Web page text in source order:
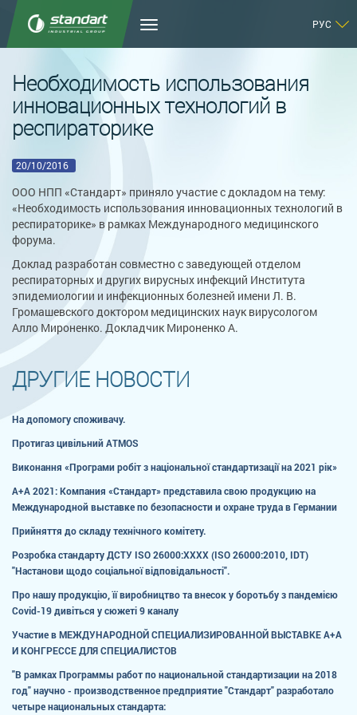
РУС
Необходимость использования
инновационных технологий в
респираторике
20/10/2016
ООО НПП «Стандарт» приняло участие с докладом на тему:
«Необходимость использования инновационных технологий в
респираторике» в рамках Международного медицинского
форума.
Доклад разработан совместно с заведующей отделом
респираторных и других вирусных инфекций Института
эпидемиологии и инфекционных болезней имени Л. В.
Громашевского доктором медицинских наук вирусологом
Алло Мироненко. Докладчик Мироненко А.
ДРУГИЕ НОВОСТИ
На допомогу споживачу.
Протигаз цивільний ATMOS
Виконання «Програми робіт з національної стандартизації на 2021 рік»
А+А 2021: Компания «Стандарт» представила свою продукцию на
Международной выставке по безопасности и охране труда в Германии
Прийняття до складу технічного комітету.
Розробка стандарту ДСТУ ISO 26000:ХХХХ (ISO 26000:2010, IDT)
"Настанови щодо соціальної відповідальності".
Про нашу продукцію, її виробництво та внесок у боротьбу з пандемією
Сovid-19 дивіться у сюжеті 9 каналу
Участие в МЕЖДУНАРОДНОЙ СПЕЦИАЛИЗИРОВАННОЙ ВЫСТАВКЕ А+А
И КОНГРЕССЕ ДЛЯ СПЕЦИАЛИСТОВ
"В рамках Программы работ по национальной стандартизации на 2018
год" научно - производственное предприятие "Стандарт" разработало
четыре национальных стандарта: